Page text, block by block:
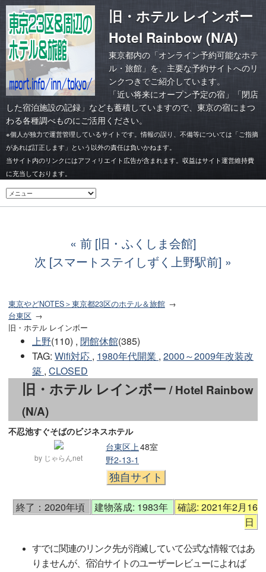
旧・ホテル レインボー
Hotel Rainbow (N/A)
東京都内の「オンライン予約可能なホテ
ル・旅館」を、主要な予約サイトへのリ
ンクつきでご紹介しています。
「近い将来にオープン予定の宿」「閉店
した宿泊施設の記録 」なども蓄積していますので、東京の宿にまつ
わる各種調べものにご活用ください。
※個人が独力で運営管理しているサイトです。情報の誤り、不備等については「ご指摘
があれば訂正します」という以外の責任は負いかねます。
当サイト内のリンクにはアフィリエイト広告が含まれます。収益はサイト運営維持費
に充当しております。
前 [旧・ふくしま会館]
次 [スマートステイしずく上野駅前]
東京やどNOTES＞東京都23区のホテル＆旅館
台東区
旧・ホテル レインボー
上野(110) , 閉館休館(385)
TAG: Wifi対応 , 1980年代開業 , 2000～2009年改装改
築 , CLOSED
旧・ホテル レインボー / Hotel Rainbow
(N/A)
不忍池すぐそばのビジネスホテル
by じゃらんnet
48室
台東区上
野2-13-1
独自サイト
終了：2020年頃 建物落成: 1983年
確認: 2021年2月16
日
すでに関連のリンク先が消滅していて公式な情報ではあ
りませんが、宿泊サイトのユーザーレビューによれば